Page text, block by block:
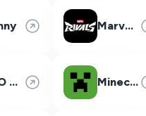
Marvel Rivals
HBO Max Minecraft